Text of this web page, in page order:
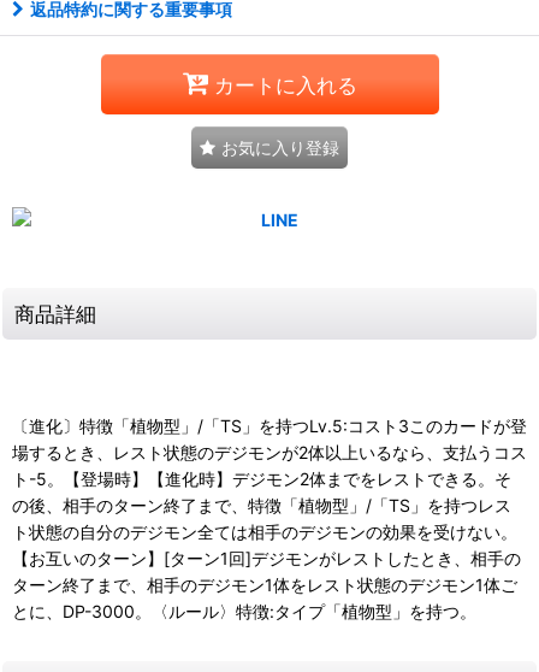
返品特約に関する重要事項
カートに入れる
お気に入り登録
商品詳細
〔進化〕特徴「植物型」/「TS」を持つLv.5:コスト3このカードが登
場するとき、レスト状態のデジモンが2体以上いるなら、支払うコス
ト-5。【登場時】【進化時】デジモン2体までをレストできる。そ
の後、相手のターン終了まで、特徴「植物型」/「TS」を持つレス
ト状態の自分のデジモン全ては相手のデジモンの効果を受けない。
【お互いのターン】[ターン1回]デジモンがレストしたとき、相手の
ターン終了まで、相手のデジモン1体をレスト状態のデジモン1体ご
とに、DP-3000。〈ルール〉特徴:タイプ「植物型」を持つ。